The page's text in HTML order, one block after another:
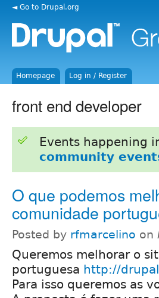
◄ Go to Drupal.org
Homepage Log in / Register
front end developer
Events happening
community
O que podemos
comunidade
Posted by rfmarcelino on
Queremos melhorar o
portuguesa http://
Para isso queremos as